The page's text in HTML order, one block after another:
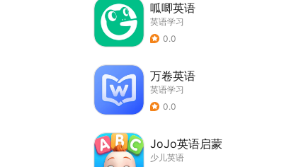
呱唧英语
英语学习
0.0
万卷英语
英语学习
0.0
JoJo英语启蒙
少儿英语